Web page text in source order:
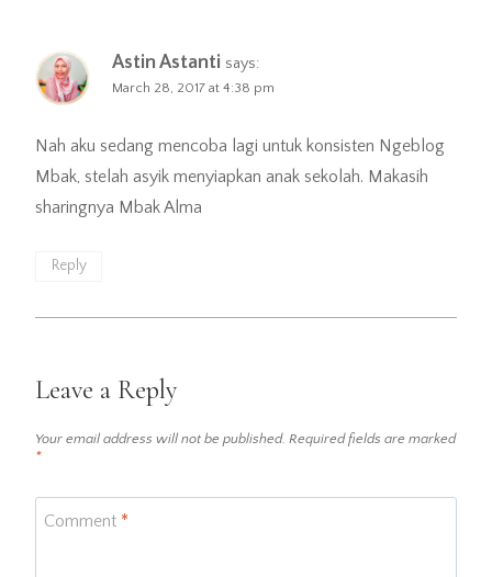
Astin Astanti says:
March 28, 2017 at 4:38 pm
Nah aku sedang mencoba lagi untuk konsisten Ngeblog
Mbak, stelah asyik menyiapkan anak sekolah. Makasih
sharingnya Mbak Alma
Reply
Leave a Reply
Your email address will not be published. Required fields are marked
*
Comment *